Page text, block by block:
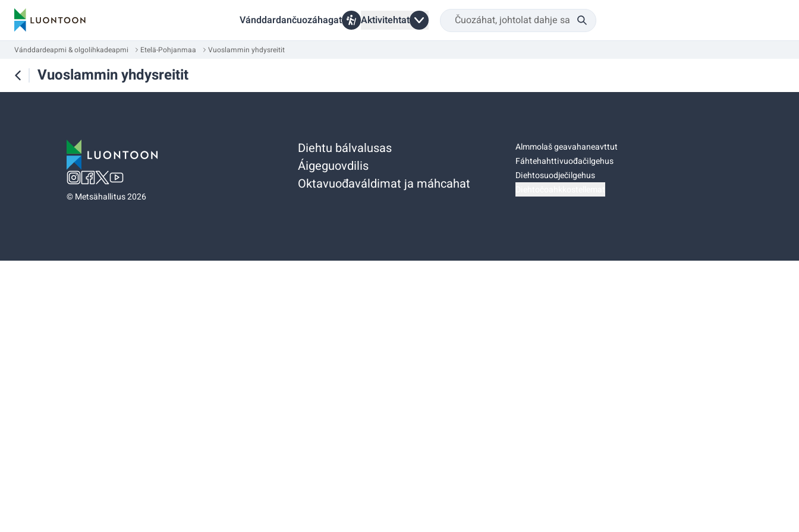
Vánddardančuozáhagat Aktivitehtat
Vánddardeapmi & olgolihkadeapmi Etelä-Pohjanmaa Vuoslammin yhdysreitit
Vuoslammin yhdysreitit
©Metsähallitus 2026
Diehtu bálvalusas
Áigeguovdilis
Oktavuođaváldimat ja máhcahat
Almmolaš geavahaneavttut
Fáhtehahttivuođačilgehus
Diehtosuodječilgehus